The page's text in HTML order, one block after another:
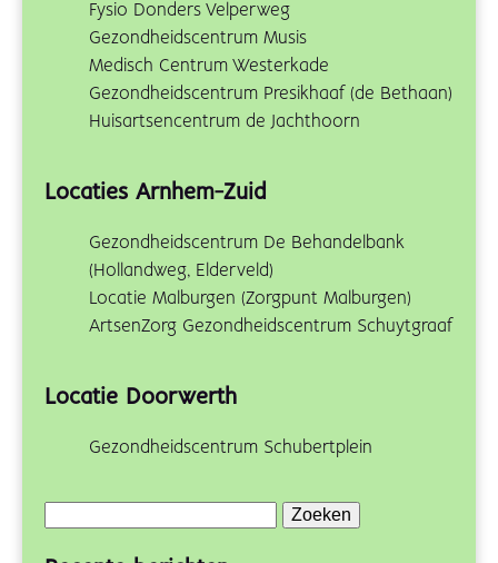
Fysio Donders Velperweg
Gezondheidscentrum Musis
Medisch Centrum Westerkade
Gezondheidscentrum Presikhaaf (de Bethaan)
Huisartsencentrum de Jachthoorn
Locaties Arnhem-Zuid
Gezondheidscentrum De Behandelbank
(Hollandweg, Elderveld)
Locatie Malburgen (Zorgpunt Malburgen)
ArtsenZorg Gezondheidscentrum Schuytgraaf
Locatie Doorwerth
Gezondheidscentrum Schubertplein